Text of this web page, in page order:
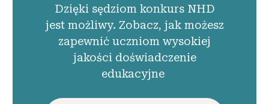
Dzięki sędziom konkurs NHD
jest możliwy. Zobacz, jak możesz
zapewnić uczniom wysokiej
jakości doświadczenie
edukacyjne